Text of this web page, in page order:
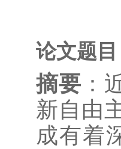
论文题目
摘要 ：
新自由
成有着